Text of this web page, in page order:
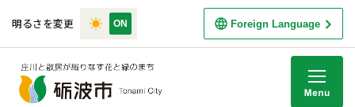
明るさを変更 Foreign Language